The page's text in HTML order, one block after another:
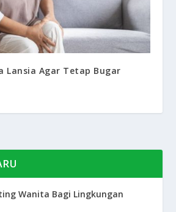
Lansia Agar Tetap Bugar
Wanita Bagi Lingkungan